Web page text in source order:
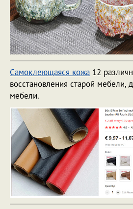
Самоклеющаяся кожа 12
восстановления старой мебели,
мебели.